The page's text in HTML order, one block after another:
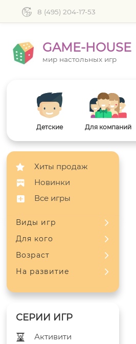
8 (495) 204-17-53
GAME-HOUSE
мир настольных игр
Детские Для компаний
Хиты продаж
Новинки
Все игры
Виды игр
Для кого
Возраст
На развитие
Активити